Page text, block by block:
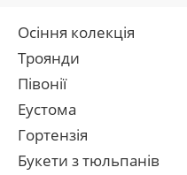
Осіння колекція
Троянди
Півонії
Еустома
Гортензія
Букети з тюльпанів